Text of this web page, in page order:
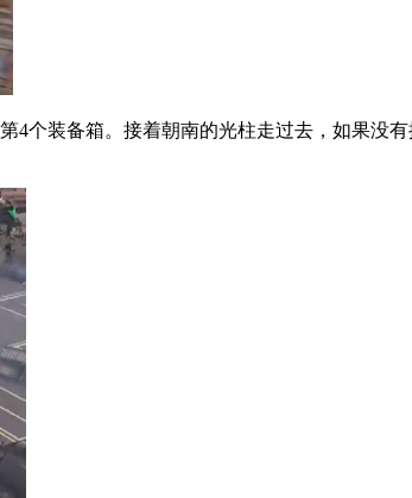
装备箱。接着朝南的光柱走过去，如果没